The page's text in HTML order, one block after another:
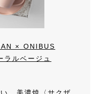
× ONIBUS
ルベージュ